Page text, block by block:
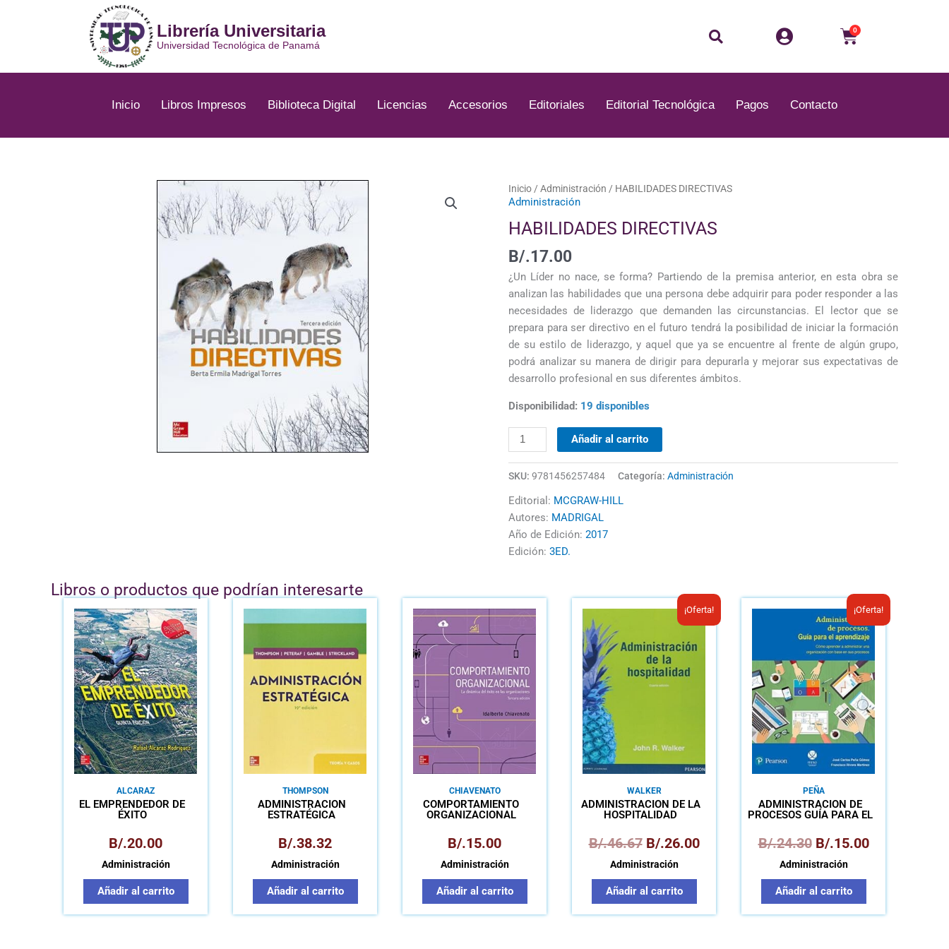
Librería Universitaria
Universidad Tecnológica de Panamá Buscar 0
Carrito
Inicio Libros Impresos Biblioteca Digital Licencias Accesorios Editoriales Editorial Tecnológica Pagos Contacto
Inicio / Administración / HABILIDADES DIRECTIVAS
Administración
HABILIDADES DIRECTIVAS
B/.17.00
¿Un Líder no nace, se forma? Partiendo de la premisa anterior, en esta obra se
analizan las habilidades que una persona debe adquirir para poder responder a las
necesidades de liderazgo que demanden las circunstancias. El lector que se
prepara para ser directivo en el futuro tendrá la posibilidad de iniciar la formación
de su estilo de liderazgo, y aquel que ya se encuentre al frente de algún grupo,
podrá analizar su manera de dirigir para depurarla y mejorar sus expectativas de
desarrollo profesional en sus diferentes ámbitos.
Disponibilidad: 19 disponibles
HABILIDADES
DIRECTIVAS
cantidad
Añadir al carrito
SKU: 9781456257484 Categoría: Administración
Editorial: MCGRAW-HILL
Autores: MADRIGAL
Año de Edición: 2017
Edición: 3ED.
Libros o productos que podrían interesarte
ALCARAZ
EL EMPRENDEDOR DE
ÉXITO
B/.20.00
Administración
Añadir al carrito
THOMPSON
ADMINISTRACIÓN
ESTRATÉGICA
B/.38.32
Administración
Añadir al carrito
CHIAVENATO
COMPORTAMIENTO
ORGANIZACIONAL
B/.15.00
Administración
Añadir al carrito
¡Oferta!
WALKER
ADMINISTRACIÓN DE LA
HOSPITALIDAD
B/.46.67
El
precio
original
era:
B/.46.67.
B/.26.00
El
precio
B/.26.00.
Administración
Añadir al carrito
¡Oferta!
PEÑA
ADMINISTRACIÓN DE
PROCESOS GUÍA PARA EL
B/.24.30
El
precio
original
era:
B/.24.30.
B/.15.00
El
precio
actual
es:
B/.15.00.
Administración
Añadir al carrito